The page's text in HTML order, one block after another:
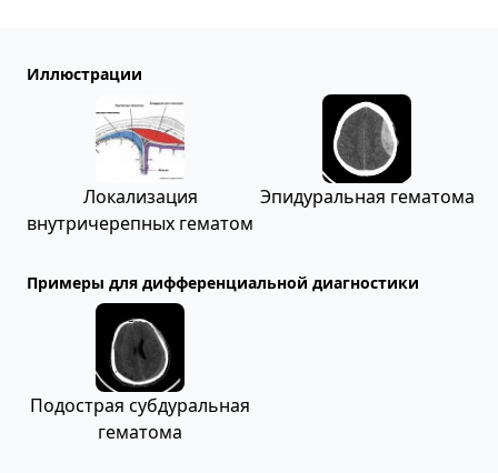
Иллюстрации
Локализация
внутричерепных гематом
Эпидуральная гематома
Примеры для дифференциальной диагностики
Подострая субдуральная
гематома